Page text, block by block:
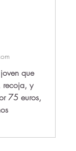
que
recoja, y
75 euros,